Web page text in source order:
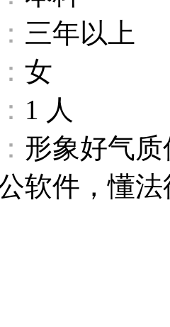
三年以上
女
1 人
形象好气
软件，懂